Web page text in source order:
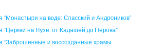
“Монастыри на воде: Спасский и Андроников”
“Церкви на Яузе: от Кадашей до Перова”
“Заброшенные и воссозданные храмы